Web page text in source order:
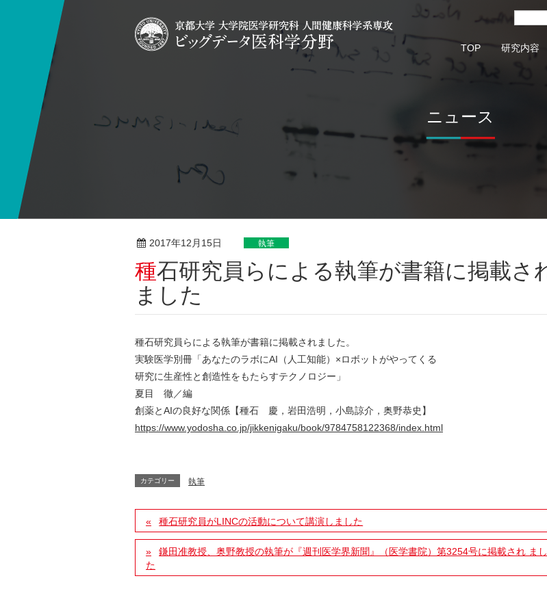
TOP 研究内容
ニュース
2017年12月15日 執筆
種石研究員らによる執筆が書籍に掲載され
ました
種石研究員らによる執筆が書籍に掲載されました。
実験医学別冊「あなたのラボにAI（人工知能）×ロボットがやってくる
研究に生産性と創造性をもたらすテクノロジー」
夏目 徹／編
創薬とAIの良好な関係【種石 慶，岩田浩明，小島諒介，奥野恭史】
https://www.yodosha.co.jp/jikkenigaku/book/9784758122368/index.html
カテゴリー 執筆
種石研究員がLINCの活動について講演しました
鎌田准教授、奥野教授の執筆が『週刊医学界新聞』（医学書院）第3254号に掲載され まし
た